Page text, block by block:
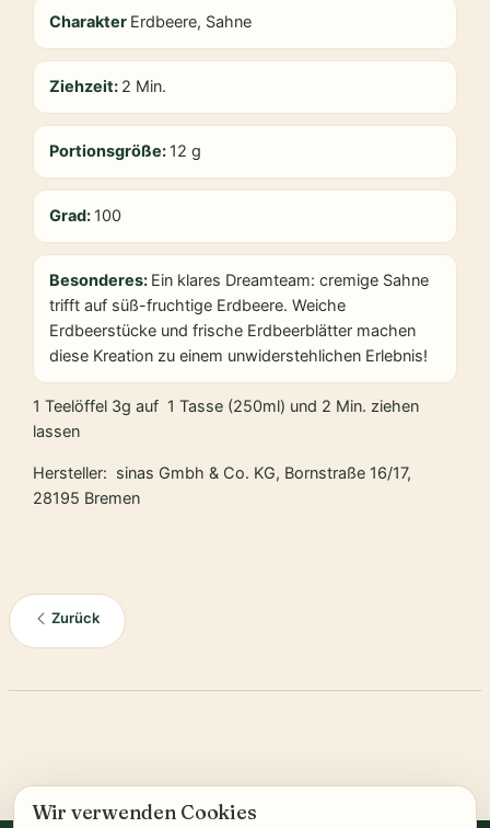
Wir verwenden Cookies
Charakter Erdbeere, Sahne
Ziehzeit: 2 Min.
Portionsgröße: 12 g
Grad: 100
Besonderes: Ein klares Dreamteam: cremige Sahne
trifft auf süß-fruchtige Erdbeere. Weiche
Erdbeerstücke und frische Erdbeerblätter machen
diese Kreation zu einem unwiderstehlichen Erlebnis!
1 Teelöffel 3g auf 1 Tasse (250ml) und 2 Min. ziehen
lassen
Hersteller: sinas Gmbh & Co. KG, Bornstraße 16/17,
28195 Bremen
Zurück